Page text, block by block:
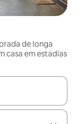
de longa
casa em estadias
explore-os